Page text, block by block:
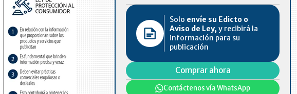
Solo envíe su Edicto o
Aviso de Ley, y recibirá la
información para su
publicación
Comprar ahora
Contáctenos vía WhatsApp